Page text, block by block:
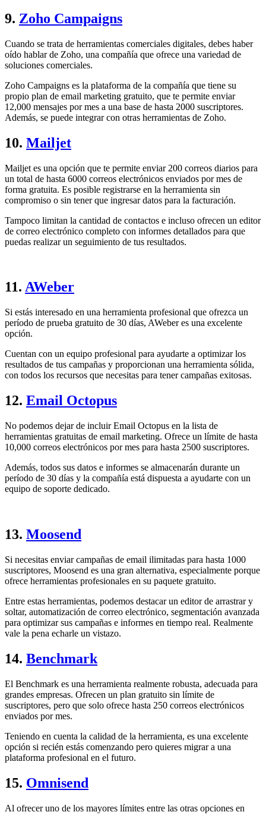
9. Zoho Campaigns
Cuando se trata de herramientas comerciales digitales, debes haber
oído hablar de Zoho, una compañía que ofrece una variedad de
soluciones comerciales.
Zoho Campaigns es la plataforma de la compañía que tiene su
propio plan de email marketing gratuito, que te permite enviar
12,000 mensajes por mes a una base de hasta 2000 suscriptores.
Además, se puede integrar con otras herramientas de Zoho.
10. Mailjet
Mailjet es una opción que te permite enviar 200 correos diarios para
un total de hasta 6000 correos electrónicos enviados por mes de
forma gratuita. Es posible registrarse en la herramienta sin
compromiso o sin tener que ingresar datos para la facturación.
Tampoco limitan la cantidad de contactos e incluso ofrecen un editor
de correo electrónico completo con informes detallados para que
puedas realizar un seguimiento de tus resultados.
11. AWeber
Si estás interesado en una herramienta profesional que ofrezca un
período de prueba gratuito de 30 días, AWeber es una excelente
opción.
Cuentan con un equipo profesional para ayudarte a optimizar los
resultados de tus campañas y proporcionan una herramienta sólida,
con todos los recursos que necesitas para tener campañas exitosas.
12. Email Octopus
No podemos dejar de incluir Email Octopus en la lista de
herramientas gratuitas de email marketing. Ofrece un límite de hasta
10,000 correos electrónicos por mes para hasta 2500 suscriptores.
Además, todos sus datos e informes se almacenarán durante un
período de 30 días y la compañía está dispuesta a ayudarte con un
equipo de soporte dedicado.
13. Moosend
Si necesitas enviar campañas de email ilimitadas para hasta 1000
suscriptores, Moosend es una gran alternativa, especialmente porque
ofrece herramientas profesionales en su paquete gratuito.
Entre estas herramientas, podemos destacar un editor de arrastrar y
soltar, automatización de correo electrónico, segmentación avanzada
para optimizar sus campañas e informes en tiempo real. Realmente
vale la pena echarle un vistazo.
14. Benchmark
El Benchmark es una herramienta realmente robusta, adecuada para
grandes empresas. Ofrecen un plan gratuito sin límite de
suscriptores, pero que solo ofrece hasta 250 correos electrónicos
enviados por mes.
Teniendo en cuenta la calidad de la herramienta, es una excelente
opción si recién estás comenzando pero quieres migrar a una
plataforma profesional en el futuro.
15. Omnisend
Al ofrecer uno de los mayores límites entre las otras opciones en